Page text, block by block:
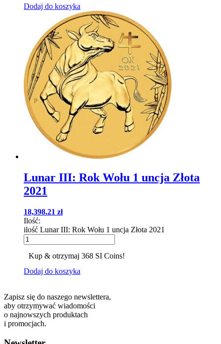
Dodaj do koszyka
Lunar III: Rok Wołu 1 uncja Złota
2021
18,398.21 zł
Ilość:
ilość Lunar III: Rok Wołu 1 uncja Złota 2021
Kup & otrzymaj 368 SI Coins!
Dodaj do koszyka
Zapisz się do naszego newslettera,
aby otrzymywać wiadomości
o najnowszych produktach
i promocjach.